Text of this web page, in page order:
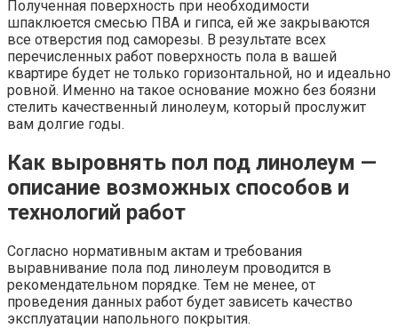
Полученная поверхность при необходимости
шпаклюется смесью ПВА и гипса, ей же закрываются
все отверстия под саморезы. В результате всех
перечисленных работ поверхность пола в вашей
квартире будет не только горизонтальной, но и идеально
ровной. Именно на такое основание можно без боязни
стелить качественный линолеум, который прослужит
вам долгие годы.
Как выровнять пол под линолеум —
описание возможных способов и
технологий работ
Согласно нормативным актам и требования
выравнивание пола под линолеум проводится в
рекомендательном порядке. Тем не менее, от
проведения данных работ будет зависеть качество
эксплуатации напольного покрытия.